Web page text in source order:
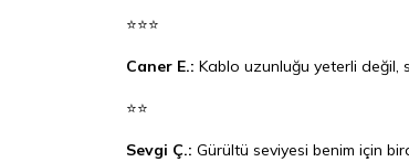
⭐⭐⭐
Caner E.: Kablo uzunluğu yeterli değil,
⭐⭐
Sevgi Ç.: Gürültü seviyesi benim için